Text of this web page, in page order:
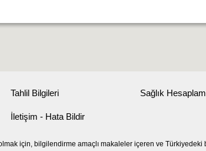
Tahlil Bilgileri Sağlık
İletişim - Hata Bildir
için, bilgilendirme amaçlı makaleler içeren ve Türkiyedeki